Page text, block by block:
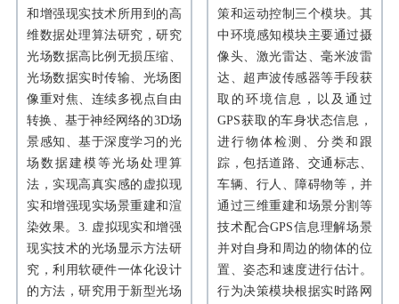
和增强现实技术所用到的高
维数据处理算法研究，研究
光场数据高比例无损压缩、
光场数据实时传输、光场图
像重对焦、连续多视点自由
转换、基于神经网络的3D场
景感知、基于深度学习的光
场数据建模等光场处理算
法，实现高真实感的虚拟现
实和增强现实场景重建和渲
染效果。3. 虚拟现实和增强
现实技术的光场显示方法研
究，利用软硬件一体化设计
的方法，研究用于新型光场
策和运动控制三个模块。其
中环境感知模块主要通过摄
像头、激光雷达、毫米波雷
达、超声波传感器等手段获
取的环境信息，以及通过
GPS获取的车身状态信息，
进行物体检测、分类和跟
踪，包括道路、交通标志、
车辆、行人、障碍物等，并
通过三维重建和场景分割等
技术配合GPS信息理解场景
并对自身和周边的物体的位
置、姿态和速度进行估计。
行为决策模块根据实时路网